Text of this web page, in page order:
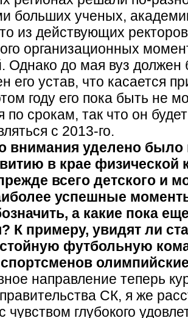
больших ученых,
из действующих
организационных
Однако до мая вуз должен
его устав, что касается
году его пока быть не
по срокам, так что он будет
с 2013-го.
внимания уделено
в крае физической
всего детского и
успешные
а какие пока
К примеру, увидят ли
футбольную
направление теперь
СК, я же
чувством глубокого